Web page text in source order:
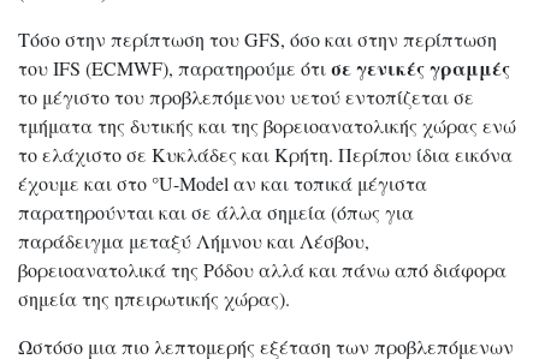
Τόσο στην περίπτωση του GFS, όσο και στην περίπτωση
του IFS (ECMWF), παρατηρούμε ότισε γενικές γραμμές
το μέγιστο του προβλεπόμενου υετού εντοπίζεται σε
τμήματα της δυτικής και της βορειοανατολικής χώρας ενώ
το ελάχιστο σε Κυκλάδες και Κρήτη. Περίπου ίδια εικόνα
έχουμε και στο °U-Model αν και τοπικά μέγιστα
παρατηρούνται και σε άλλα σημεία (όπως για
παράδειγμα μεταξύ Λήμνου και Λέσβου,
βορειοανατολικά της Ρόδου αλλά και πάνω από διάφορα
σημεία της ηπειρωτικής χώρας).
Ωστόσο μια πιο λεπτομερής εξέταση των προβλεπόμενων